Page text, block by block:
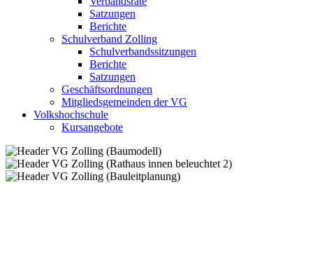
Satzungen
Berichte
Schulverband Zolling
Schulverbandssitzungen
Berichte
Satzungen
Geschäftsordnungen
Mitgliedsgemeinden der VG
Volkshochschule
Kursangebote